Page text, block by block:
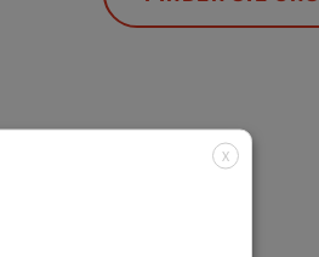
X